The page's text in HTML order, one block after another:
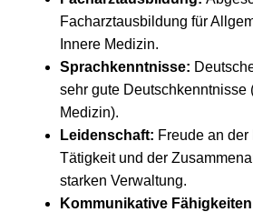
Facharztausbildung für
Innere Medizin.
Sprachkenntnisse:
sehr gute Deutschkenntnisse
Medizin).
Leidenschaft: Freude an
Tätigkeit und der
starken Verwaltung.
Kommunikative